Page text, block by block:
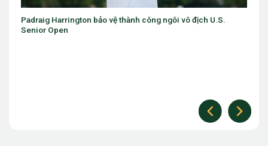
Một lá cờ Việt Nam ở Arnold Palmer Cup và một thông điệp
không thể xem nhẹ